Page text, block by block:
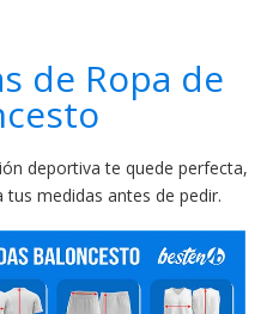
de Ropa de
deportiva te quede perfecta,
medidas antes de pedir.